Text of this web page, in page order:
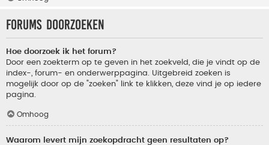
Forums doorzoeken
Hoe doorzoek ik het forum?
Door een zoekterm op te geven in het zoekveld, die je vindt op de
index-, forum- en onderwerppagina. Uitgebreid zoeken is
mogelijk door op de "zoeken" link te klikken, deze vind je op iedere
pagina.
Omhoog
Waarom levert mijn zoekopdracht geen resultaten op?